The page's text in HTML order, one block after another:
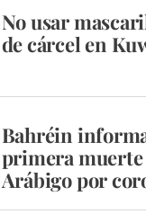
No usar
de cárcel en
Bahréin
primera muerte
Arábigo por